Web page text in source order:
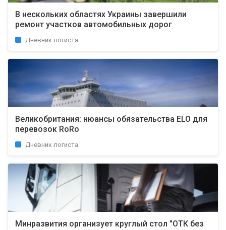
В нескольких областях Украины завершили
ремонт участков автомобильных дорог
Дневник логиста
Великобритания: нюансы обязательства ELO для
перевозок RoRo
Дневник логиста
Минразвития организует круглый стол "ОТК без